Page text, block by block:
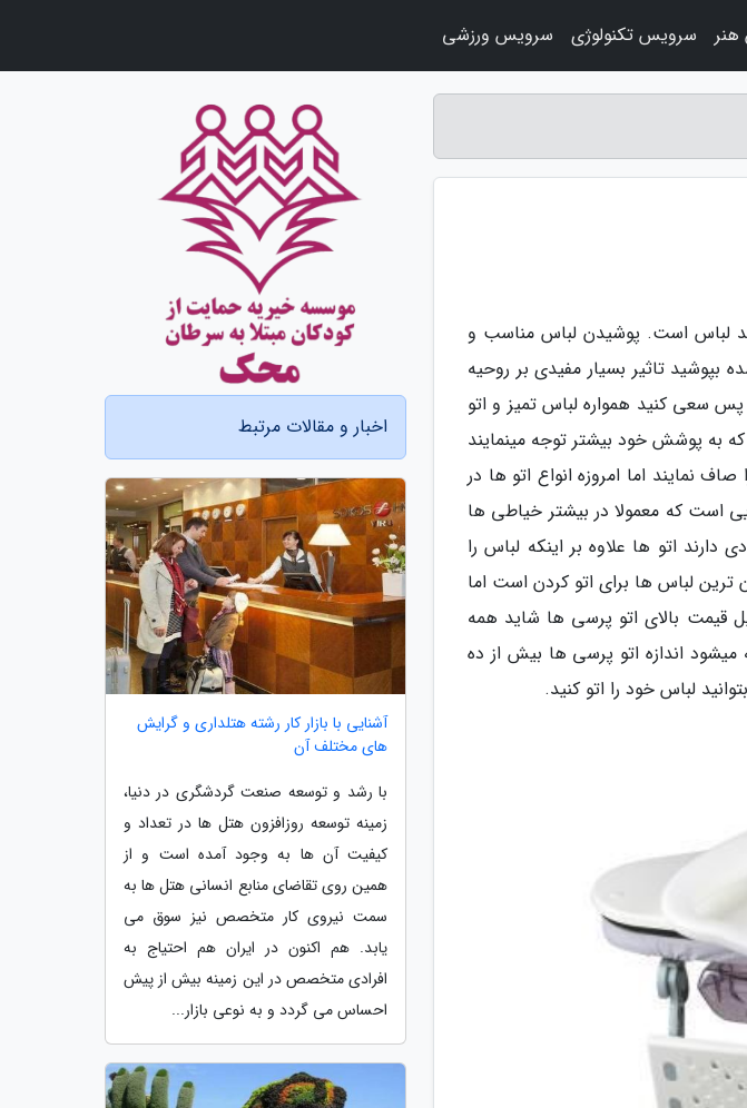
لباس است. پوشیدن لباس مناسب و
بپوشید تاثیر بسیار مفیدی بر روحیه
سعی کنید همواره لباس تمیز و اتو
به پوشش خود بیشتر توجه مینمایند
نمایند اما امروزه انواع اتو ها در
است که معمولا در بیشتر خیاطی ها
دارند اتو ها علاوه بر اینکه لباس را
ترین لباس ها برای اتو کردن است اما
قیمت بالای اتو پرسی ها شاید همه
میشود اندازه اتو پرسی ها بیش از ده
لباس خود را اتو کنید.
اخبار و مقالات مرتبط
آشنایی با بازار کار رشته هتلداری و گرایش
های مختلف آن
با رشد و توسعه صنعت گردشگری در دنیا،
زمینه توسعه روزافزون هتل ها در تعداد و
کیفیت آن ها به وجود آمده است و از
همین روی تقاضای منابع انسانی هتل ها به
سمت نیروی کار متخصص نیز سوق می
یابد. هم اکنون در ایران هم احتیاج به
افرادی متخصص در این زمینه بیش از پیش
احساس می گردد و به نوعی بازار...
سرویس تکنولوژی سرویس ورزشی